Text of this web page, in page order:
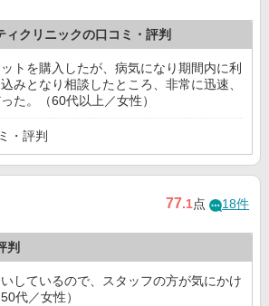
ィクリニックの口コミ・評判
トを購入したが、病気になり期間内に利
みとなり相談したところ、非常に迅速、
た。（60代以上／女性）
・評判
77.1点 18件
判
しているので、スタッフの方が気にかけ
代／女性）